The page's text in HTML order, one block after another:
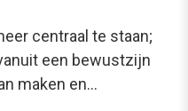
centraal te staan;
een bewustzijn
maken en…